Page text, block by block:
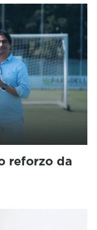
reforzo da